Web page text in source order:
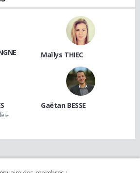
Maïlys THIEC
Gaëtan BESSE